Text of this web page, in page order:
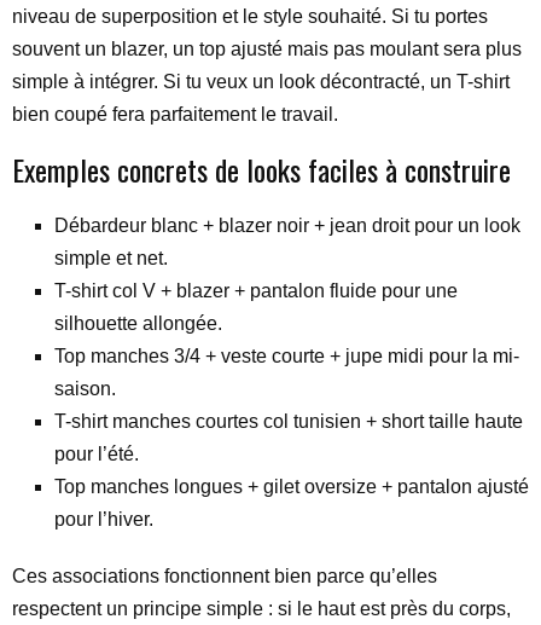
niveau de superposition et le style souhaité. Si tu portes
souvent un blazer, un top ajusté mais pas moulant sera plus
simple à intégrer. Si tu veux un look décontracté, un T-shirt
bien coupé fera parfaitement le travail.
Exemples concrets de looks faciles à construire
Débardeur blanc + blazer noir + jean droit pour un look
simple et net.
T-shirt col V + blazer + pantalon fluide pour une
silhouette allongée.
Top manches 3/4 + veste courte + jupe midi pour la mi-
saison.
T-shirt manches courtes col tunisien + short taille haute
pour l’été.
Top manches longues + gilet oversize + pantalon ajusté
pour l’hiver.
Ces associations fonctionnent bien parce qu’elles
respectent un principe simple : si le haut est près du corps,